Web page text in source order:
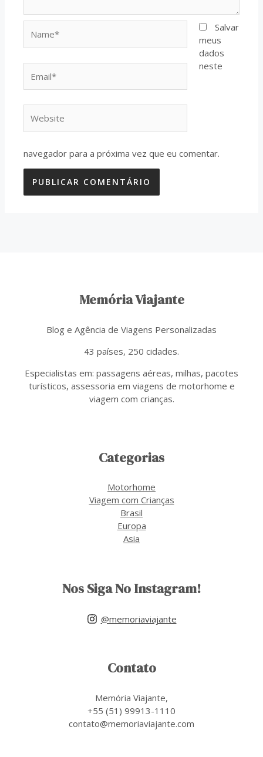
Salvar
meus
dados
neste
navegador para a próxima vez que eu comentar.
Memória Viajante
Blog e Agência de Viagens Personalizadas
43 países, 250 cidades.
Especialistas em: passagens aéreas, milhas, pacotes
turísticos, assessoria em viagens de motorhome e
viagem com crianças.
Categorias
Motorhome
Viagem com Crianças
Brasil
Europa
Asia
Nos Siga No Instagram!
@memoriaviajante
Contato
Memória Viajante,
+55 (51) 99913-1110
contato@memoriaviajante.com